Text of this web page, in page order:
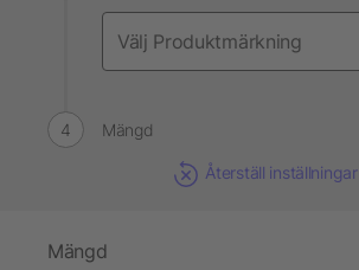
Mängd
Återställ inställningar
Mängd